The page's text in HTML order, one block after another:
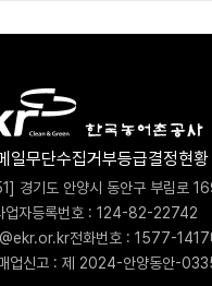
일무단수집거부등급결정현황
경기도 안양시 동안구 부림로
업자등록번호 : 124-82-22742
전화번호 : 1577-1417
업신고 : 제 2024-안양동안-